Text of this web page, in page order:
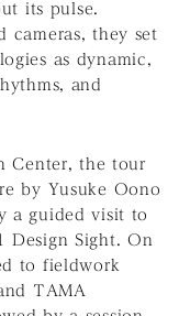
its pulse.
cameras, they set
as dynamic,
and
Center, the tour
by Yusuke Oono
a guided visit to
Design Sight. On
to fieldwork
TAMA